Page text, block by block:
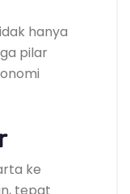
hanya
pilar
ke
tepat